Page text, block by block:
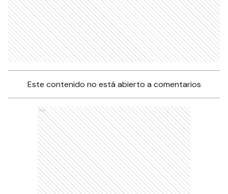
Este contenido no está abierto a comentarios
Ads